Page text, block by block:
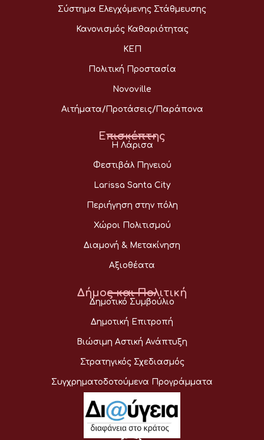
Σύστημα Ελεγχόμενης Στάθμευσης
Κανονισμός Καθαριότητας
ΚΕΠ
Πολιτική Προστασία
Novoville
Αιτήματα/Προτάσεις/Παράπονα
Επισκέπτης
Η Λάρισα
Φεστιβάλ Πηνειού
Larissa Santa City
Περιήγηση στην πόλη
Χώροι Πολιτισμού
Διαμονή & Μετακίνηση
Αξιοθέατα
Δήμος και Πολιτική
Δημοτικό Συμβούλιο
Δημοτική Επιτροπή
Βιώσιμη Αστική Ανάπτυξη
Στρατηγικός Σχεδιασμός
Συγχρηματοδοτούμενα Προγράμματα